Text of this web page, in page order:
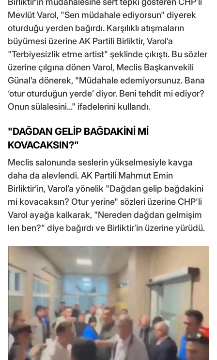
Mevlüt Varol, "Sen müdahale ediyorsun" diyerek
oturduğu yerden bağırdı. Karşılıklı atışmaların
büyümesi üzerine AK Partili Birliktir, Varol’a
"Terbiyesizlik etme artist" şeklinde çıkıştı. Bu sözler
üzerine çılgına dönen Varol, Meclis Başkanvekili
Günal’a dönerek, "Müdahale edemiyorsunuz. Bana
‘otur oturduğun yerde’ diyor. Beni tehdit mi ediyor?
Onun sülalesini..." ifadelerini kullandı.
"DAĞDAN GELİP BAĞDAKİNİ Mİ
KOVACAKSIN?"
Meclis salonunda seslerin yükselmesiyle kavga
daha da alevlendi. AK Partili Mahmut Emin
Birliktir’in, Varol’a yönelik "Dağdan gelip bağdakini
mi kovacaksın? Otur yerine" sözleri üzerine CHP'li
Varol ayağa kalkarak, "Nereden dağdan gelmişim
len ben?" diye bağırdı ve Birliktir’in üzerine yürüdü.